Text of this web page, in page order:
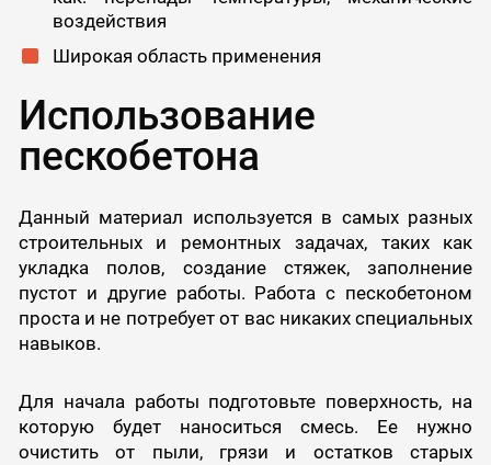
воздействия
Широкая область применения
Использование
пескобетона
Данный материал используется в самых разных
строительных и ремонтных задачах, таких как
укладка полов, создание стяжек, заполнение
пустот и другие работы. Работа с пескобетоном
проста и не потребует от вас никаких специальных
навыков.
Для начала работы подготовьте поверхность, на
которую будет наноситься смесь. Ее нужно
очистить от пыли, грязи и остатков старых